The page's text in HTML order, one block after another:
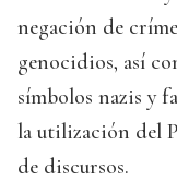
negación de
genocidios, así
símbolos nazis y
la utilización del
de discursos.